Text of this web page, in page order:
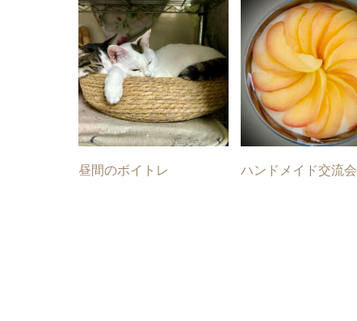
昼間のボイトレ ハンドメイド交流会